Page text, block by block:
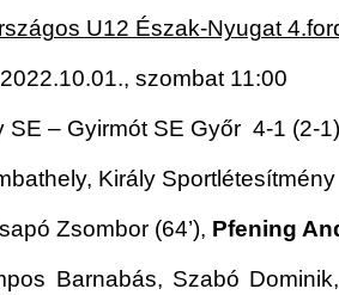
U12 Észak-Nyugat
2022.10.01., szombat 11:00
SE – Gyirmót SE Győr 4-1 (2-1)
Király Sportlétesítmény
Zsombor (64’), Pfening
Barnabás, Szabó